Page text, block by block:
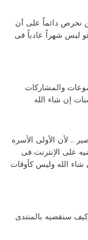
نحرص دائماً على أن
ليس شهراً عادياً فى
والمشاركات
إن شاء الله
.. لأن الأولى الأسره
على الإنترنت فى
شاء الله وليس كأوقات
سنقضيه بالمنتدى